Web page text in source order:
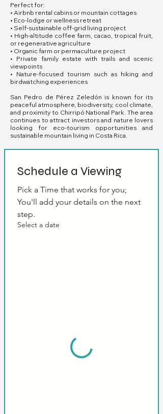
Perfect for:
• Airbnb rental cabins or mountain cottages
• Eco-lodge or wellness retreat
• Self-sustainable off-grid living project
• High-altitude coffee farm, cacao, tropical fruit,
or regenerative agriculture
• Organic farm or permaculture project
• Private family estate with trails and scenic
viewpoints
• Nature-focused tourism such as hiking and
birdwatching experiences
San Pedro de Pérez Zeledón is known for its
peaceful atmosphere, biodiversity, cool climate,
and proximity to Chirripó National Park. The area
continues to attract investors and nature lovers
looking for eco-tourism opportunities and
sustainable mountain living in Costa Rica.
Schedule a Viewing
Pick a Time that works for you;
You'll add your details on the next
step.
Select a date